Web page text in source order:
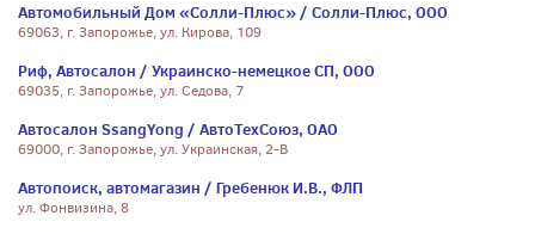
Автомобильный Дом «Солли-Плюс» / Солли-Плюс, ООО
69063, г. Запорожье, ул. Кирова, 109
Риф, Автосалон / Украинско-немецкое СП, ООО
69035, г. Запорожье, ул. Седова, 7
Автосалон SsangYong / АвтоТехСоюз, ОАО
69000, г. Запорожье, ул. Украинская, 2-В
Автопоиск, автомагазин / Гребенюк И.В., ФЛП
ул. Фонвизина, 8